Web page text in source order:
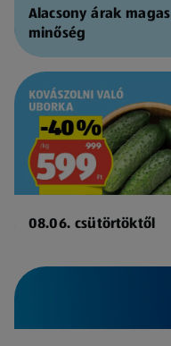
Alacsony árak magas
minőség
08.06. csütörtöktől